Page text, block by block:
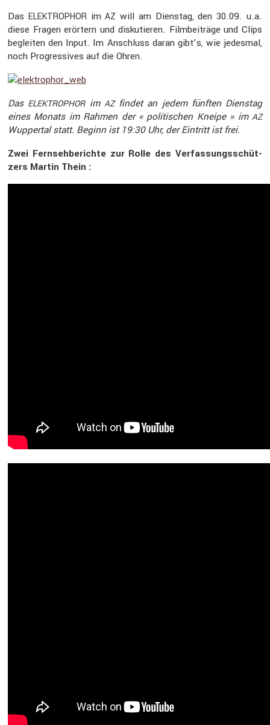
Das ELEKTROPHORimAZ will am Dienstag, den 30.09. u.a.
diese Fragen erörtern und disku­tieren. Filmbei­träge und Clips
begleiten den Input. Im Anschluss daran gibt’s, wie jedesmal,
noch Progres­sives auf die Ohren.
Das ELEKTROPHORim AZfindet an jedem fünften Dienstag
eines Monats im Rahmen der « politi­schen Kneipe » im AZ
Wuppertal statt. Beginn ist 19:30 Uhr, der Eintritt ist frei.
Zwei Fernseh­be­richte zur Rolle des Verfas­sungs­schüt­
zers Martin Thein :